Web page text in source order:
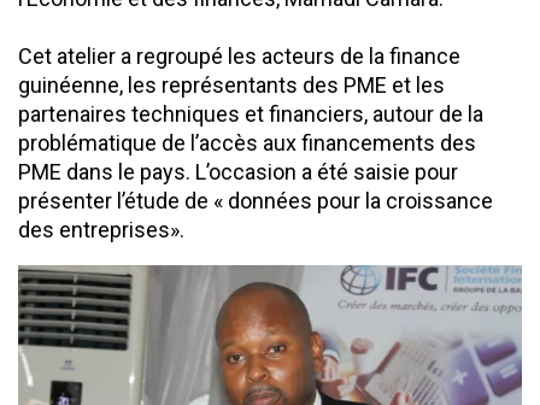
Cet atelier a regroupé les acteurs de la finance
guinéenne, les représentants des PME et les
partenaires techniques et financiers, autour de la
problématique de l’accès aux financements des
PME dans le pays. L’occasion a été saisie pour
présenter l’étude de « données pour la croissance
des entreprises».